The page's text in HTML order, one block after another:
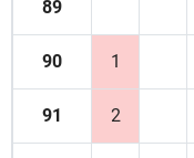
89
90 1
91 2